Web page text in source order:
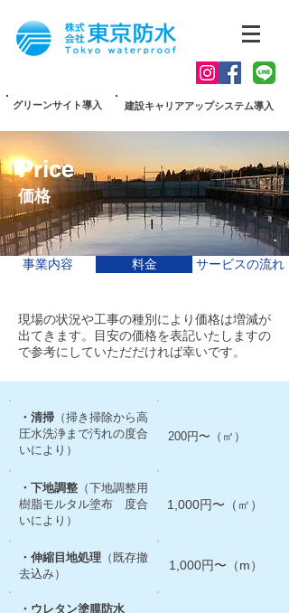
グリーンサイト導入 建設キャリアアップシステム導入
Price
価格
事業内容 料金 サービスの流れ
現場の状況や工事の種別により価格は増減が
出てきます。目安の価格を表記いたしますの
で参考にしていただだければ幸いです。
・清掃 （掃き掃除から高
圧水洗浄まで汚れの度合
いにより）
200円〜（㎡）
・下地調整 （下地調整用
樹脂モルタル塗布 度合
いにより）
1,000円〜（㎡）
・伸縮目地処理 （既存撤
去込み）
1,000円〜（m）
・ウレタン塗膜防水